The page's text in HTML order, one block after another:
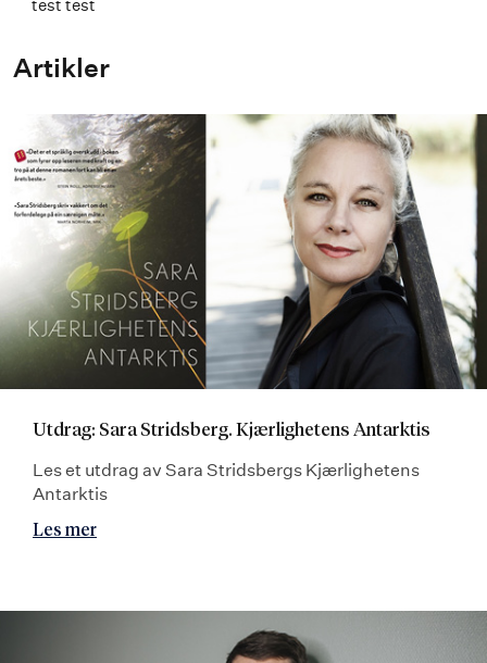
test test
Artikler
Utdrag: Sara Stridsberg. Kjærlighetens Antarktis
Les et utdrag av Sara Stridsbergs Kjærlighetens
Antarktis
Les mer